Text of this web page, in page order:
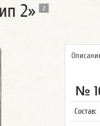
2» 2
№
Состав: